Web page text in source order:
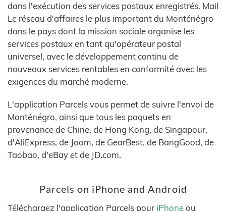
dans l'exécution des services postaux enregistrés. Mail
Le réseau d'affaires le plus important du Monténégro
dans le pays dont la mission sociale organise les
services postaux en tant qu'opérateur postal
universel, avec le développement continu de
nouveaux services rentables en conformité avec les
exigences du marché moderne.
L'application Parcels vous permet de suivre l'envoi de
Monténégro, ainsi que tous les paquets en
provenance de Chine, de Hong Kong, de Singapour,
d'AliExpress, de Joom, de GearBest, de BangGood, de
Taobao, d'eBay et de JD.com.
Parcels on iPhone and Android
Téléchargez l'application Parcels pour iPhoneou